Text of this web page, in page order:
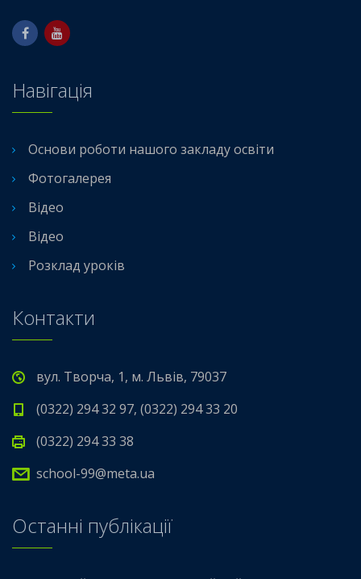
Навігація
Основи роботи нашого закладу освіти
Фотогалерея
Відео
Відео
Розклад уроків
Контакти
вул. Творча, 1, м. Львів, 79037
(0322) 294 32 97, (0322) 294 33 20
(0322) 294 33 38
school-99@meta.ua
Останні публікації